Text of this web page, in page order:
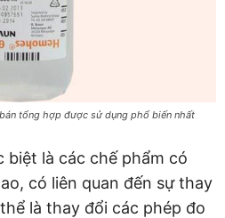
tổng hợp được sử dụng phổ biến nhất
biệt là các chế phẩm có
có liên quan đến sự thay
là thay đổi các phép đo